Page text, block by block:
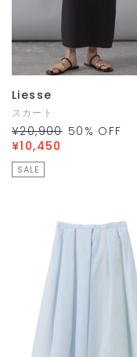
Liesse
スカート
¥20,900 50 % OFF
¥10,450
SALE